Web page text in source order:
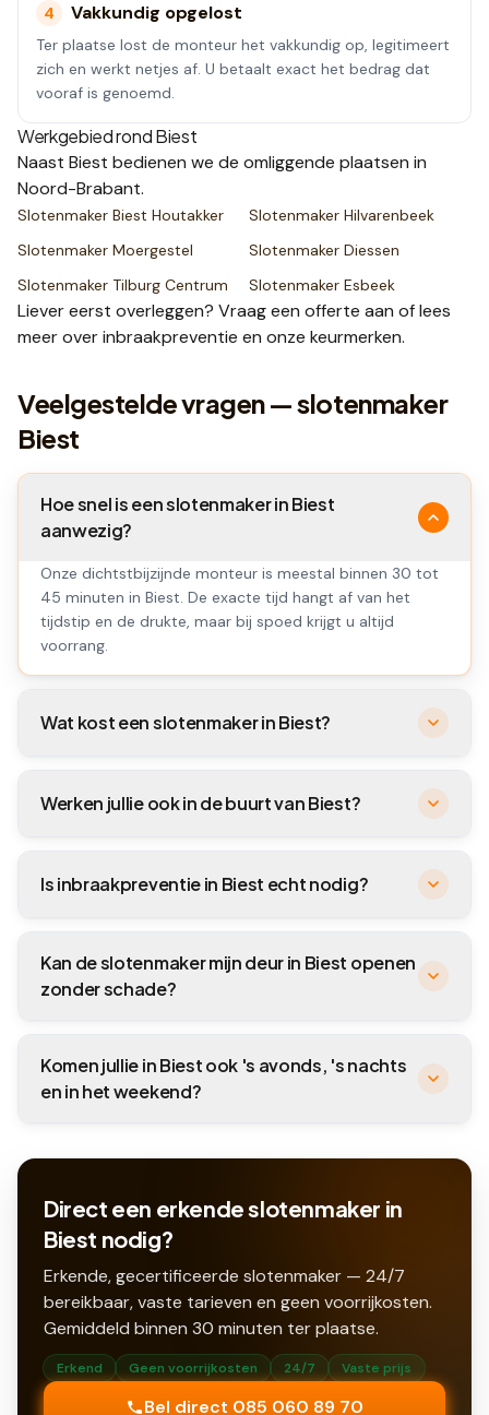
4 Vakkundig opgelost
Ter plaatse lost de monteur het vakkundig op, legitimeert
zich en werkt netjes af. U betaalt exact het bedrag dat
vooraf is genoemd.
Werkgebied rondBiest
Naast Biest bedienen we de omliggende plaatsen in
Noord-Brabant.
Slotenmaker Biest Houtakker Slotenmaker Hilvarenbeek
Slotenmaker Moergestel Slotenmaker Diessen
Slotenmaker Tilburg Centrum Slotenmaker Esbeek
Liever eerst overleggen? Vraag een offerte aan of lees
meer overinbraakpreventie en onze keurmerken.
Veelgestelde vragen — slotenmaker
Biest
Hoe snel is een slotenmaker in Biest
aanwezig?
Onze dichtstbijzijnde monteur is meestal binnen 30 tot
45 minuten in Biest. De exacte tijd hangt af van het
tijdstip en de drukte, maar bij spoed krijgt u altijd
voorrang.
Wat kost een slotenmaker in Biest?
Werken jullie ook in de buurt van Biest?
Is inbraakpreventie in Biest echt nodig?
Kan de slotenmaker mijn deur in Biest openen
zonder schade?
Komen jullie in Biest ook 's avonds, 's nachts
en in het weekend?
Direct een erkende slotenmaker in
Biest nodig?
Erkende, gecertificeerde slotenmaker — 24/7
bereikbaar, vaste tarieven en geen voorrijkosten.
Gemiddeld binnen 30 minuten ter plaatse.
Erkend Geen voorrijkosten 24/7 Vaste prijs
Bel direct 085 060 89 70